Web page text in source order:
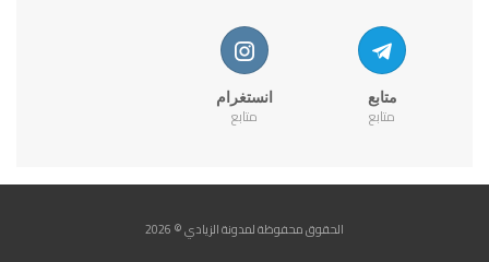
متابع
متابع
انستغرام
متابع
الحقوق محفوظة لمدونة الزيادي © 2026